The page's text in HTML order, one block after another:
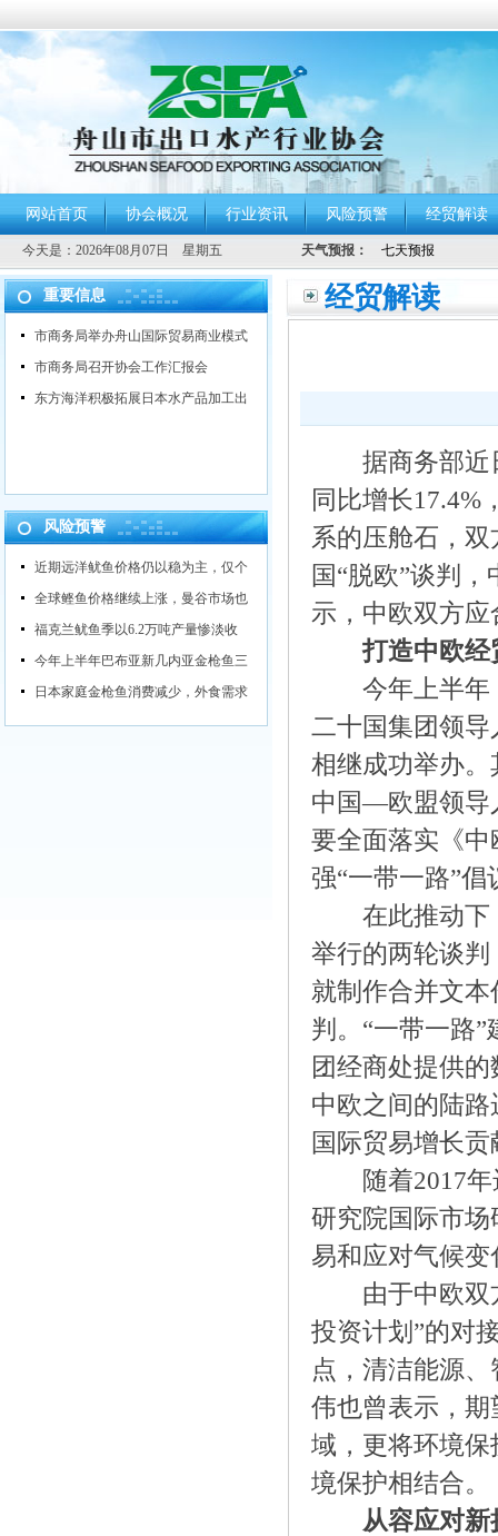
网站首页 协会概况 行业资讯 风险预警 经贸解读
今天是： 2026年08月07日 星期五 天气预报：
重要信息
市商务局举办舟山国际贸易商业模式
市商务局召开协会工作汇报会
东方海洋积极拓展日本水产品加工出
风险预警
近期远洋鱿鱼价格仍以稳为主，仅个
全球鲣鱼价格继续上涨，曼谷市场也
福克兰鱿鱼季以6.2万吨产量惨淡收
今年上半年巴布亚新几内亚金枪鱼三
日本家庭金枪鱼消费减少，外食需求
经贸解读
据商务部近日
同比增长17.4%
系的压舱石，
国“脱欧”谈判
示，中欧双方
打造中欧经
今年上半年，
二十国集团领
相继成功举办
中国—欧盟领导
要全面落实《
强“一带一路”
在此推动下，
举行的两轮谈
就制作合并文
判。“一带一路
团经商处提供
中欧之间的陆
国际贸易增长
随着2017年
研究院国际市
易和应对气候
由于中欧双方
投资计划”的对
点，清洁能源
伟也曾表示，期
域，更将环境
境保护相结合。
从容应对新